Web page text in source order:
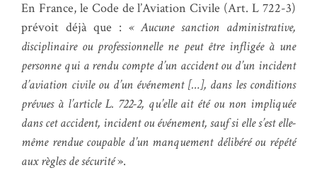
En France, le Code de l’Aviation Civile (Art. L 722-3)
prévoit déjà que : « Aucune sanction administrative,
disciplinaire ou professionnelle ne peut être infligée à une
personne qui a rendu compte d’un accident ou d’un incident
d’aviation civile ou d’un événement […], dans les conditions
prévues à l’article L. 722-2, qu’elle ait été ou non impliquée
dans cet accident, incident ou événement, sauf si elle s’est elle-
même rendue coupable d’un manquement délibéré ou répété
aux règles de sécurité».